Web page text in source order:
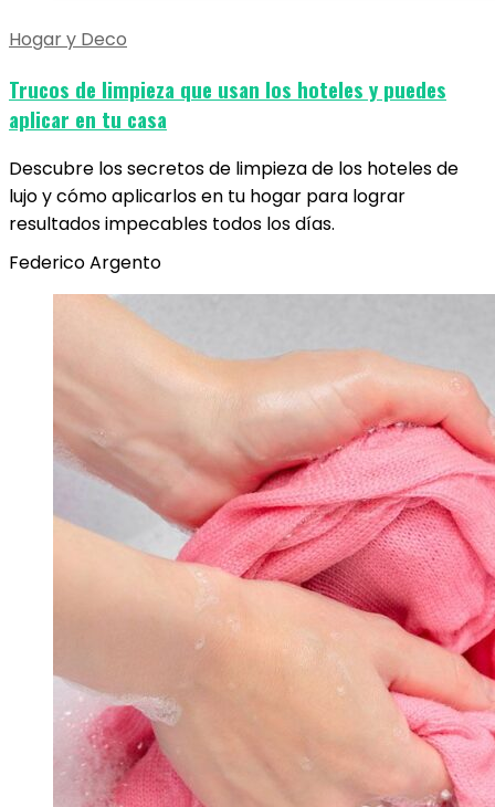
Hogar y Deco
Trucos de limpieza que usan los hoteles y puedes
aplicar en tu casa
Descubre los secretos de limpieza de los hoteles de
lujo y cómo aplicarlos en tu hogar para lograr
resultados impecables todos los días.
Federico Argento